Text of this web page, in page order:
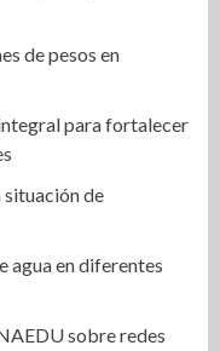
de pesos en
para fortalecer
situación de
agua en diferentes
sobre redes